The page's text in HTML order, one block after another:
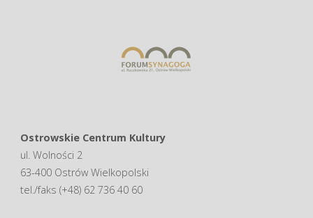
Ostrowskie Centrum Kultury
ul. Wolności 2
63-400 Ostrów Wielkopolski
tel./faks (+48) 62 736 40 60